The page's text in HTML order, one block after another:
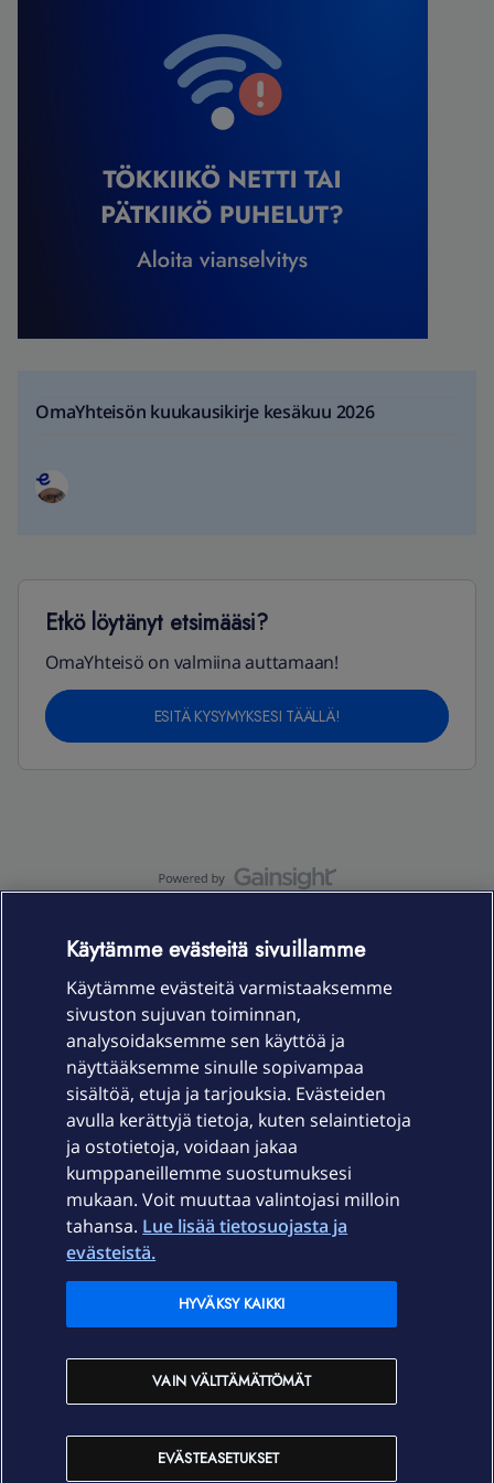
OmaYhteisön kuukausikirje kesäkuu 2026
Etkö löytänyt etsimääsi?
OmaYhteisö on valmiina auttamaan!
ESITÄ KYSYMYKSESI TÄÄLLÄ!
Laitteet & liittymät
Palvelut
Ajankohtaista
Elisa Oyj
In English
Käytämme evästeitä sivuillamme
Käytämme evästeitä varmistaaksemme
sivuston sujuvan toiminnan,
analysoidaksemme sen käyttöä ja
näyttääksemme sinulle sopivampaa
sisältöä, etuja ja tarjouksia. Evästeiden
avulla kerättyjä tietoja, kuten selaintietoja
ja ostotietoja, voidaan jakaa
kumppaneillemme suostumuksesi
mukaan. Voit muuttaa valintojasi milloin
tahansa. Lue lisää tietosuojasta ja
evästeistä.
EVÄSTEASETUKSET
VAIN VÄLTTÄMÄTTÖMÄT
HYVÄKSY KAIKKI